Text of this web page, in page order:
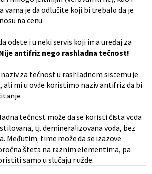
vama je da odlučite koji bi trebalo da je
na cenu.
odete i u neki servis koji ima uređaj za
Nije antifriz nego rashladna tečnost!
naziv za tečnost u rashladnom sistemu je
ali mi u ovde koristimo naziv antifriz da bi
tečnost može da se koristi čista voda
tj. demineralizovana voda, bez
Međutim, time može da se izazove
šteta na raznim elementima, pa
samo u slučaju nužde.